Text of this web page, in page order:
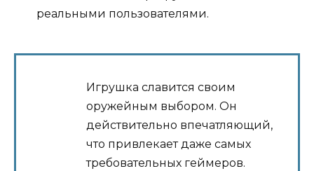
реальными пользователями.
Игрушка славится своим
оружейным выбором. Он
действительно впечатляющий,
что привлекает даже самых
требовательных геймеров.